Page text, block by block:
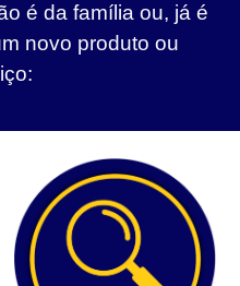
é da família ou, já é
novo produto ou